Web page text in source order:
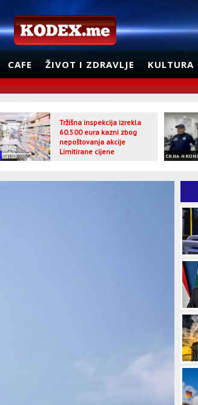
CAFE ŽIVOT I ZDRAVLJE KULTURA
Tržišna inspekcija izrekla
60.500 eura kazni zbog
nepoštovanja akcije
Limitirane cijene
CRNA